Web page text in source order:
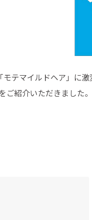
モテマイルドヘア」に激
ご紹介いただきました。